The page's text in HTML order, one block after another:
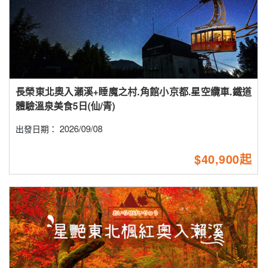
長榮東北奧入瀨溪+睡魔之村.角館小京都.星空纜車.鐵道
體驗溫泉美食5日(仙/青)
出發日期： 2026/09/08
$40,900起